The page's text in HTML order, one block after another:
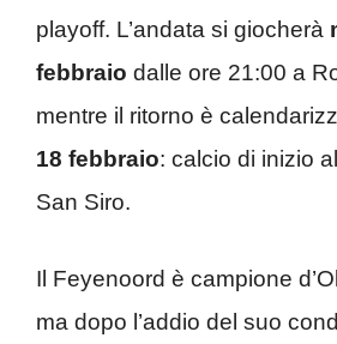
playoff. L’andata si giocherà
febbraio dalle ore 21:00 a
mentre il ritorno è
18 febbraio: calcio di inizio
San Siro.
Il Feyenoord è campione
ma dopo l’addio del suo